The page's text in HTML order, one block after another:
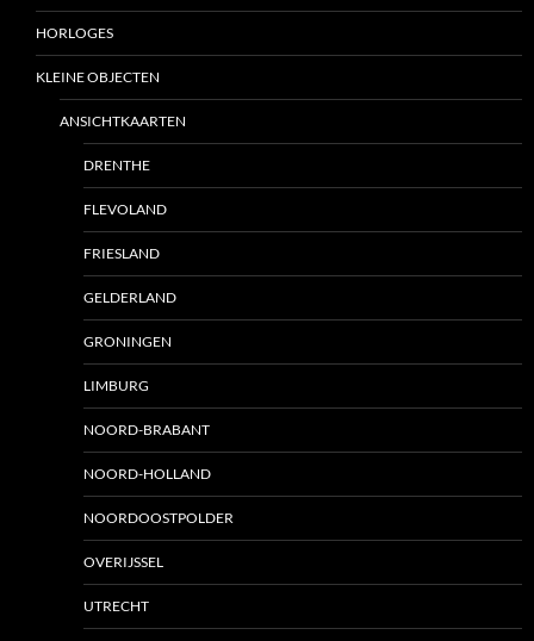
HORLOGES
KLEINE OBJECTEN
ANSICHTKAARTEN
DRENTHE
FLEVOLAND
FRIESLAND
GELDERLAND
GRONINGEN
LIMBURG
NOORD-BRABANT
NOORD-HOLLAND
NOORDOOSTPOLDER
OVERIJSSEL
UTRECHT